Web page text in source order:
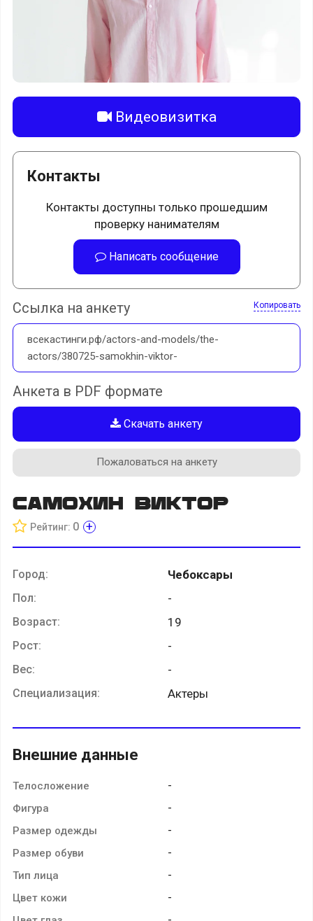
Видеовизитка
Контакты
Контакты доступны только прошедшим
проверку нанимателям
Написать сообщение
Ссылка на анкету Копировать
всекастинги.рф/actors-and-models/the-
actors/380725-samokhin-viktor-
Анкета в PDF формате
Скачать анкету
Пожаловаться на анкету
Самохин Виктор
Рейтинг: 0 +
Город: Чебоксары
Пол: -
Возраст: 19
Рост: -
Вес: -
Специализация: Актеры
Внешние данные
Телосложение -
Фигура -
Размер одежды -
Размер обуви -
Тип лица -
Цвет кожи -